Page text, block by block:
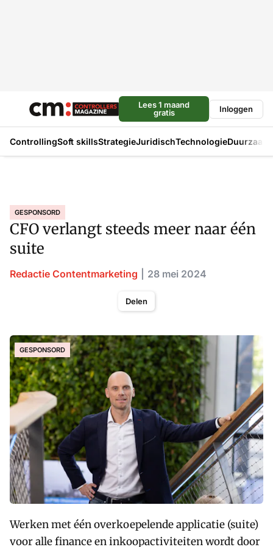
Lees 1 maand
gratis
Inloggen
ControllingSoft skillsStrategieJuridischTechnologie
GESPONSORD
CFO verlangt steeds meer naar één
suite
Redactie Contentmarketing 28 mei 2024
Delen
GESPONSORD
Werken met één overkoepelende applicatie (suite)
voor alle finance en inkoopactiviteiten wordt door